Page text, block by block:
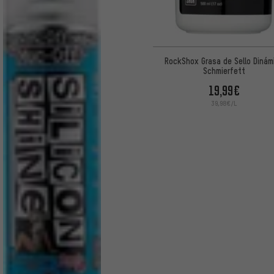
RockShox Grasa de Sello
Schmierfett
19,99€
39,98€/L